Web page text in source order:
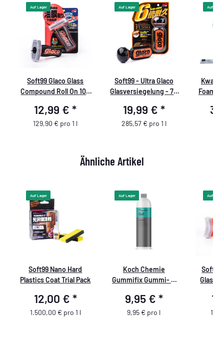
Auf Lager
Soft99 Glaco Glass
Compound Roll On 100
12,99 €*
129,90 € pro 1 l
Auf Lager
Soft99 - Ultra Glaco
Glasversiegelung - 70
19,99 € *
285,57 € pro 1 l
Auf Lager
Foamer
Ähnliche Artikel
Auf Lager
Soft99 Nano Hard
Plastics Coat Trial Pack
12,00 € *
1.500,00 € pro 1 l
Auf Lager
Koch Chemie
Gummifix Gummi- &
9,95 € *
9,95 € pro l
Auf Lager
Soft99
Glas-